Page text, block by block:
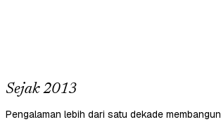
Sejak 2013
Pengalaman lebih dari satu dekade membangun